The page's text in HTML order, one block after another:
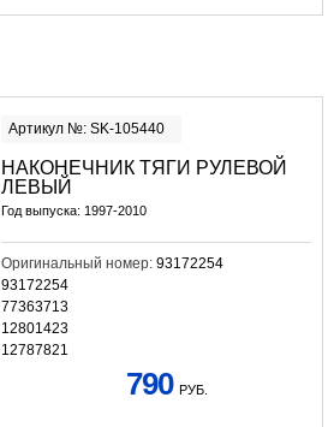
Артикул №: SK-105440
НАКОНЕЧНИК ТЯГИ РУЛЕВОЙ
ЛЕВЫЙ
Год выпуска: 1997-2010
Оригинальный номер: 93172254
93172254
77363713
12801423
12787821
790 РУБ.